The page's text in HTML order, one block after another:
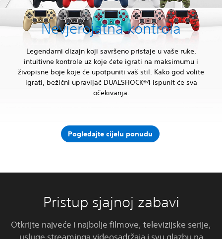
Nevjerojatna kontrola
Legendarni dizajn koji savršeno pristaje u vaše ruke,
intuitivne kontrole uz koje ćete igrati na maksimumu i
živopisne boje koje će upotpuniti vaš stil. Kako god volite
igrati, bežični upravljač DUALSHOCK®4 ispunit će sva
očekivanja.
Pogledajte cijelu ponudu
Pristup sjajnoj zabavi
Otkrijte najveće i najbolje filmove, televizijske serije,